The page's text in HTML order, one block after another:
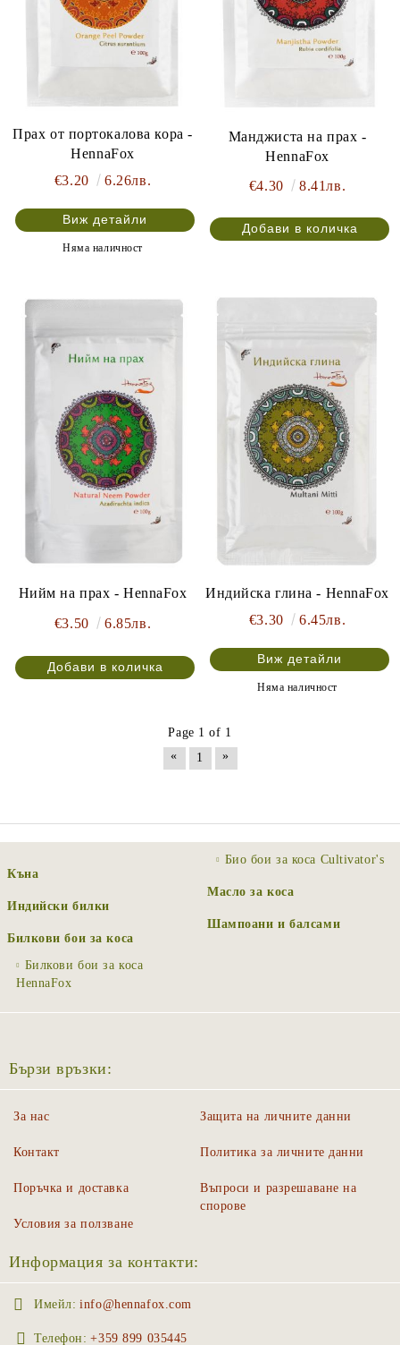
Прах от портокалова кора -
HennaFox
€3.20
6.26лв.
Виж детайли
Няма наличност
Манджиста на прах -
HennaFox
€4.30
8.41лв.
Нийм на прах - HennaFox
€3.50 6.85лв.
Индийска глина - HennaFox
€3.30
6.45лв.
Виж детайли
Няма наличност
Page 1 of 1
«
1 »
Къна
Индийски билки
Билкови бои за коса
Билкови бои за коса
HennaFox
Био бои за коса Cultivator's
Масло за коса
Шампоани и балсами
Бързи връзки:
За нас
Контакт
Поръчка и доставка
Условия за ползване
Защита на личните данни
Политика за личните данни
Въпроси и разрешаване на
спорове
Информация за контакти:
Имейл: info@hennafox.com
Телефон: +359 899 035445